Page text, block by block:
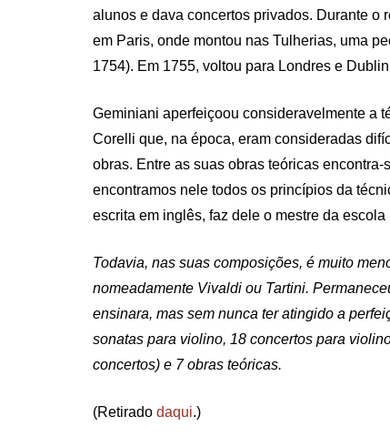
alunos e dava concertos privados. Durante o
em Paris, onde montou nas Tulherias, uma
1754). Em 1755, voltou para Londres e
Geminiani aperfeiçoou consideravelmente a
Corelli que, na época, eram consideradas
obras. Entre as suas obras teóricas
encontramos nele todos os princípios da
escrita em inglês, faz dele o mestre da
Todavia, nas suas composições, é muito
nomeadamente Vivaldi ou Tartini.
ensinara, mas sem nunca ter atingido a
sonatas para violino, 18 concertos para
concertos) e 7 obras teóricas.
(Retirado daqui.)